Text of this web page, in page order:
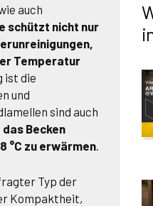
auch
schützt nicht nur
Temperatur
ist die
und
sind auch
Becken
°C zu erwärmen.
Typ der
Kompaktheit,